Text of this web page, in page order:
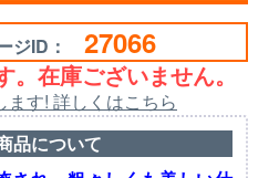
ジID： 27066
。在庫ございません。
ます! 詳しくはこちら
品について